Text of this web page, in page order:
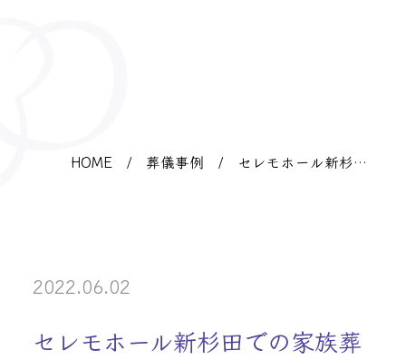
HOME / 葬儀事例 / セレモホール新杉田
での家族葬
2022.06.02
セレモホール新杉田での家族葬